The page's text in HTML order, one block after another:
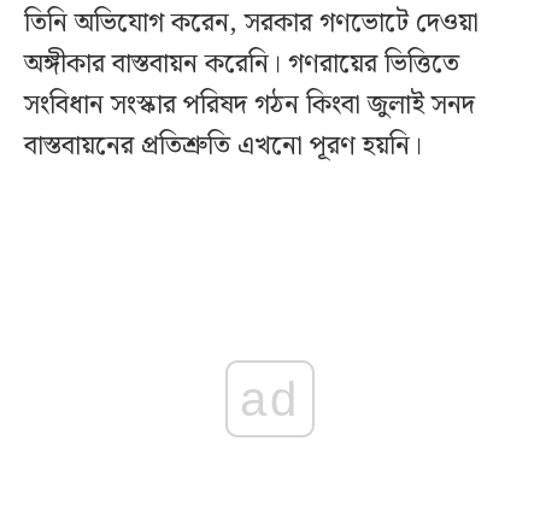
তিনি অভিযোগ করেন, সরকার গণভোটে দেওয়া
অঙ্গীকার বাস্তবায়ন করেনি। গণরায়ের ভিত্তিতে
সংবিধান সংস্কার পরিষদ গঠন কিংবা জুলাই সনদ
বাস্তবায়নের প্রতিশ্রুতি এখনো পূরণ হয়নি।
ad